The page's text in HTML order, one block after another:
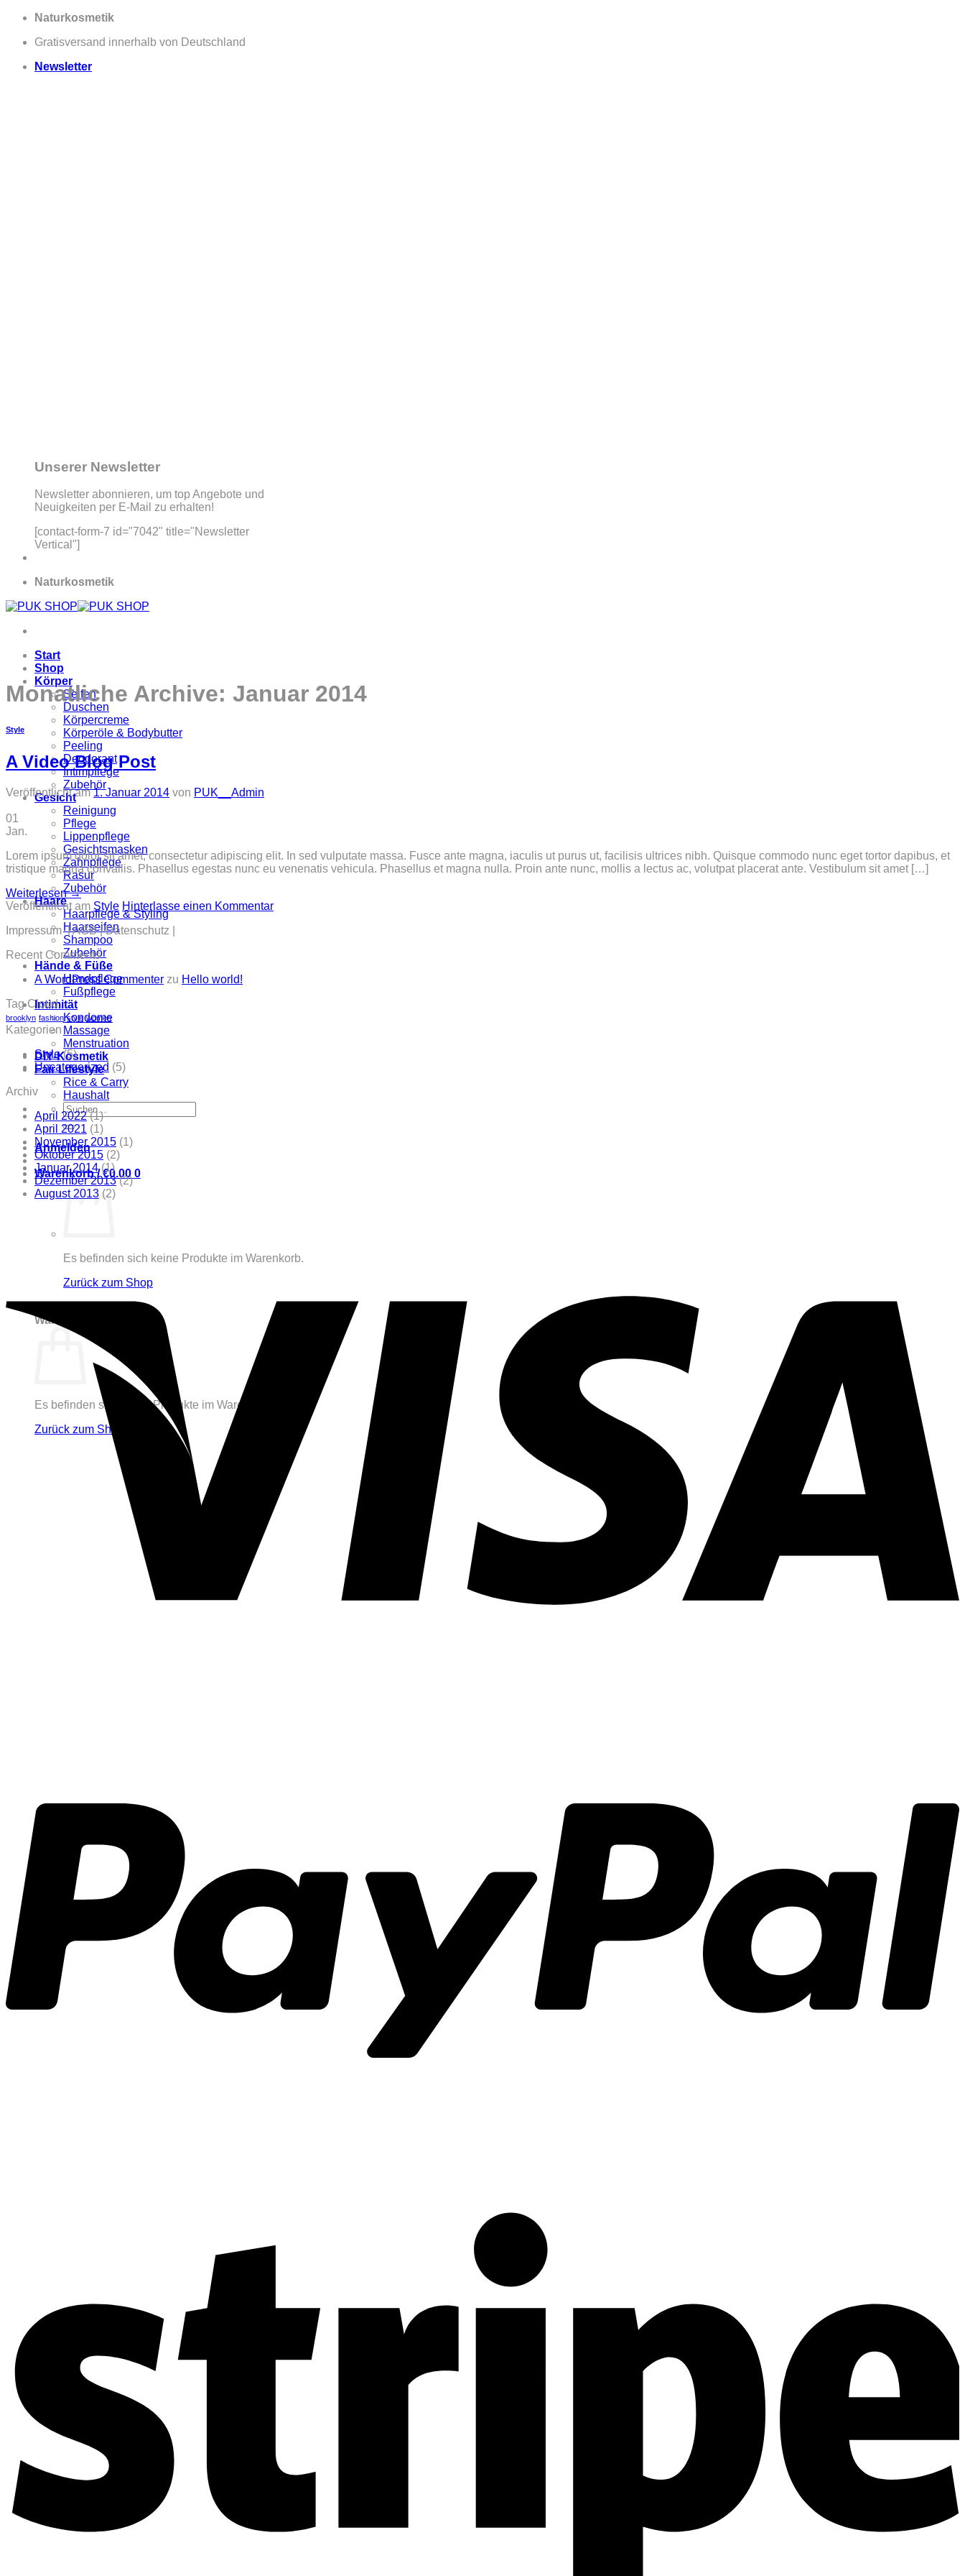
Zum
springen
Naturkosmetik
Gratisversand innerhalb von Deutschland
Newsletter
Unserer Newsletter
Newsletter abonnieren, um top Angebote und
Neuigkeiten per E-Mail zu erhalten!
[contact-form-7 id="7042" title="Newsletter
Vertical"]
Naturkosmetik
Start
Shop
Körper
Seifen
Duschen
Körpercreme
Körperöle & Bodybutter
Peeling
Deodorant
Intimpflege
Zubehör
Gesicht
Reinigung
Pflege
Lippenpflege
Gesichtsmasken
Zahnpflege
Rasur
Zubehör
Haare
Haarpflege & Styling
Haarseifen
Shampoo
Zubehör
Hände & Füße
Handpflege
Fußpflege
Intimität
Kondome
Massage
Menstruation
DIY-Kosmetik
Fair Lifestyle
Rice & Carry
Haushalt
Suchen
nach:
Anmelden
Warenkorb /€0.00 0
Es befinden sich keine Produkte im Warenkorb.
Zurück zum Shop
Warenkorb
Es befinden sich keine Produkte im Warenkorb.
Zurück zum Shop
Monatliche Archive: Januar 2014
Style
A Video Blog Post
Veröffentlicht am1. Januar 2014 von PUK__Admin
01
Jan.
Lorem ipsum dolor sit amet, consectetur adipiscing elit. In sed vulputate massa. Fusce ante magna, iaculis ut purus ut, facilisis ultrices nibh. Quisque commodo nunc eget tortor dapibus, et
tristique magna convallis. Phasellus egestas nunc eu venenatis vehicula. Phasellus et magna nulla. Proin ante nunc, mollis a lectus ac, volutpat placerat ante. Vestibulum sit amet […]
Weiterlesen→
Veröffentlicht am Style Hinterlasse einen Kommentar
Impressum | AGB | Datenschutz |
Recent Comments
A WordPress Commenter zu Hello world!
Tag Cloud
brooklyn fashion style women
Kategorien
Style(5)
Uncategorized (5)
Archiv
April 2022(1)
April 2021 (1)
November 2015 (1)
Oktober 2015 (2)
Januar 2014(1)
Dezember 2013(2)
August 2013 (2)